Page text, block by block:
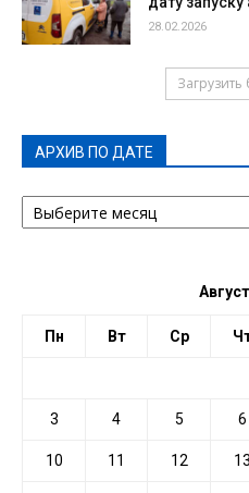
28.02.2026
АРХИВ ПО ДАТЕ
АРХИВ
ПО
Пн Вт Ср
3 4 5 6
10 11 12 13